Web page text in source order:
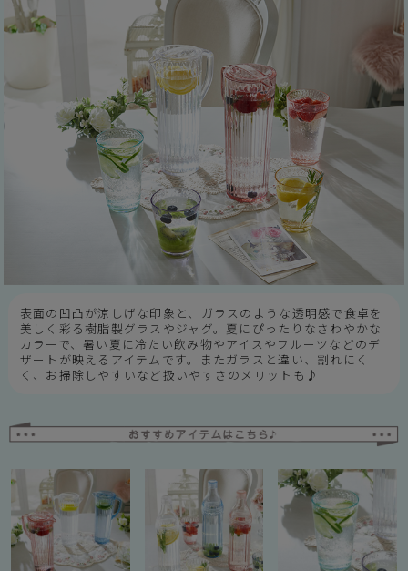
表面の凹凸が涼しげな印象と、ガラスのような透明感で食卓を
美しく彩る樹脂製グラスやジャグ。夏にぴったりなさわやかな
カラーで、暑い夏に冷たい飲み物やアイスやフルーツなどのデ
ザートが映えるアイテムです。またガラスと違い、割れにく
く、お掃除しやすいなど扱いやすさのメリットも♪